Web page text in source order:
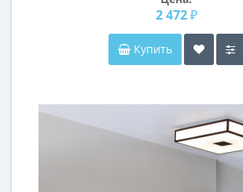
2 472 ₽
Купить